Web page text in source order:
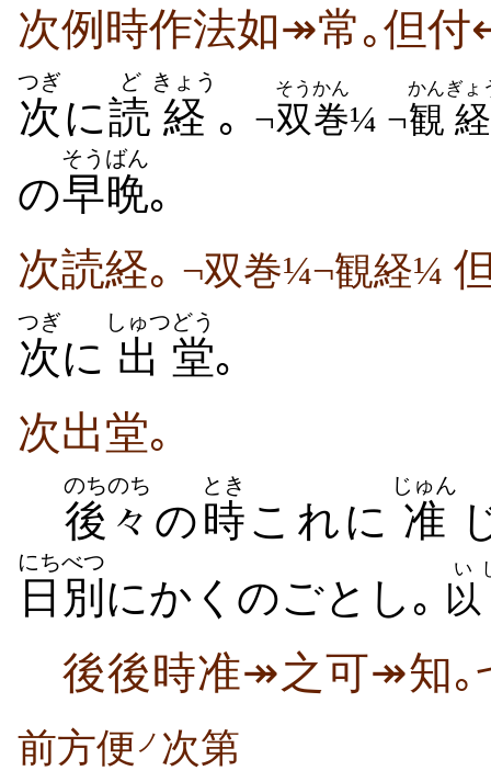
次例時作法如↠常｡但
次
つぎ
に読
ど
経
きょう
｡ ¬双巻
そうかん
¼ ¬観
かん
経
ぎょ
の早晩
そうばん
｡
次読経｡ ¬双巻¼¬観経¼
次
つぎ
に 出
しゅつ
堂
どう
｡
次出堂｡
後々
のちのち
の時
とき
これに 准
じゅん
日別
にちべつ
にかくのごとし｡ 以
い
後後時准↠之可↠知｡
前方便 ノ 次第